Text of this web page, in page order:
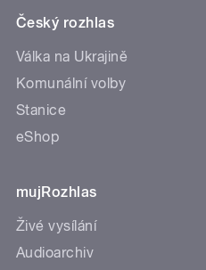
Český rozhlas
Válka na Ukrajině
Komunální volby
Stanice
eShop
mujRozhlas
Živé vysílání
Audioarchiv